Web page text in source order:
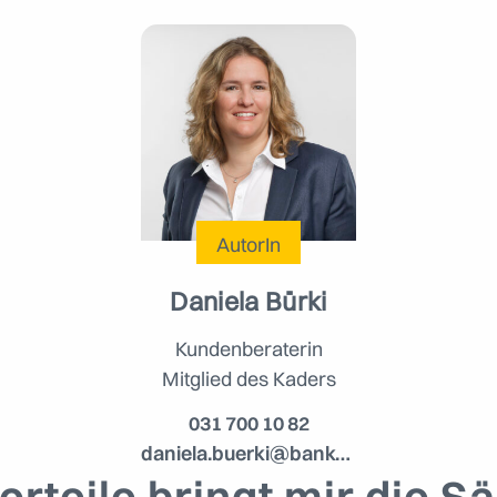
AutorIn
Daniela Bürki
Kundenberaterin
Mitglied des Kaders
031 700 10 82
daniela.buerki@bankslm.ch